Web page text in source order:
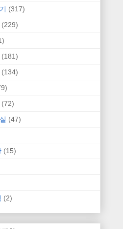
(317)
(229)
(181)
(134)
(72)
(47)
(15)
(2)